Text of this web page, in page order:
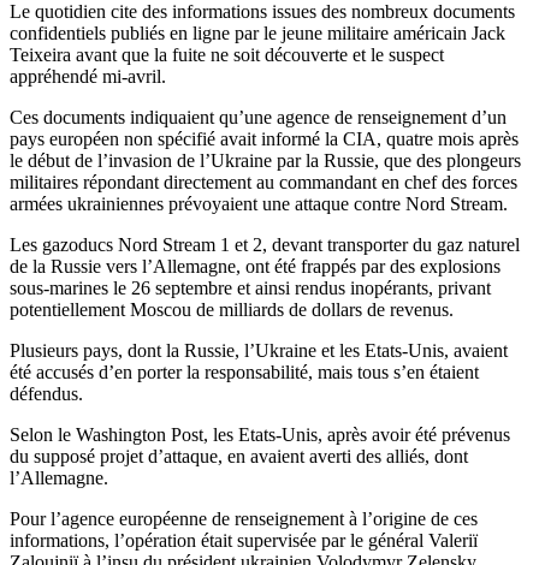
Le quotidien cite des informations issues des nombreux documents
confidentiels publiés en ligne par le jeune militaire américain Jack
Teixeira avant que la fuite ne soit découverte et le suspect
appréhendé mi-avril.
Ces documents indiquaient qu’une agence de renseignement d’un
pays européen non spécifié avait informé la CIA, quatre mois après
le début de l’invasion de l’Ukraine par la Russie, que des plongeurs
militaires répondant directement au commandant en chef des forces
armées ukrainiennes prévoyaient une attaque contre Nord Stream.
Les gazoducs Nord Stream 1 et 2, devant transporter du gaz naturel
de la Russie vers l’Allemagne, ont été frappés par des explosions
sous-marines le 26 septembre et ainsi rendus inopérants, privant
potentiellement Moscou de milliards de dollars de revenus.
Plusieurs pays, dont la Russie, l’Ukraine et les Etats-Unis, avaient
été accusés d’en porter la responsabilité, mais tous s’en étaient
défendus.
Selon le Washington Post, les Etats-Unis, après avoir été prévenus
du supposé projet d’attaque, en avaient averti des alliés, dont
l’Allemagne.
Pour l’agence européenne de renseignement à l’origine de ces
informations, l’opération était supervisée par le général Valeriï